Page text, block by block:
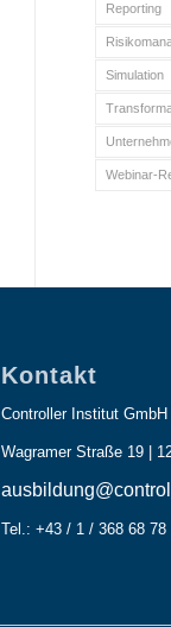
Reporting
Simulation
Webinar-
Kontakt
Controller Institut GmbH
Wagramer Straße 19 |
Tel.: +43 / 1 / 368 68 78